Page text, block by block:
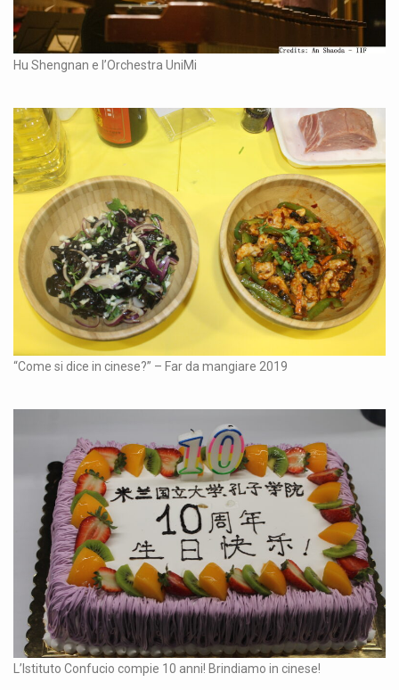
Hu Shengnan e l’Orchestra UniMi
“Come si dice in cinese?” – Far da mangiare 2019
L’Istituto Confucio compie 10 anni! Brindiamo in cinese!